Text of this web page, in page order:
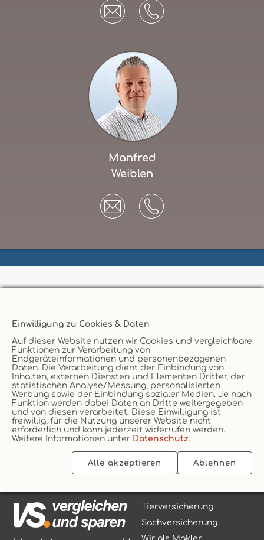
Einwilligung zu Cookies & Daten
Auf dieser Website nutzen wir Cookies und vergleichbare
Funktionen zur Verarbeitung von
Endgeräteinformationen und personenbezogenen
Daten. Die Verarbeitung dient der Einbindung von
Inhalten, externen Diensten und Elementen Dritter, der
statistischen Analyse/Messung, personalisierten
Werbung sowie der Einbindung sozialer Medien. Je nach
Funktion werden dabei Daten an Dritte weitergegeben
und von diesen verarbeitet. Diese Einwilligung ist
freiwillig, für die Nutzung unserer Website nicht
erforderlich und kann jederzeit widerrufen werden.
Weitere Informationen unter Datenschutz.
Alle akzeptieren Ablehnen
Manfred
Weiblen
VS .-Newsletter
Immer gut informiert
Jetzt anmelden
Tierversicherung
Sachversicherung